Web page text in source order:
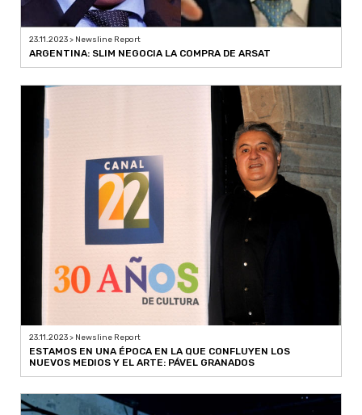
23.11.2023 > Newsline Report
ARGENTINA: SLIM NEGOCIA LA COMPRA DE ARSAT
23.11.2023 > Newsline Report
ESTAMOS EN UNA ÉPOCA EN LA QUE CONFLUYEN LOS
NUEVOS MEDIOS Y EL ARTE: PÁVEL GRANADOS